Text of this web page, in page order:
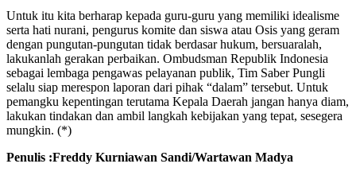
Untuk itu kita berharap kepada guru-guru yang memiliki idealisme
serta hati nurani, pengurus komite dan siswa atau Osis yang geram
dengan pungutan-pungutan tidak berdasar hukum, bersuaralah,
lakukanlah gerakan perbaikan. Ombudsman Republik Indonesia
sebagai lembaga pengawas pelayanan publik, Tim Saber Pungli
selalu siap merespon laporan dari pihak “dalam” tersebut. Untuk
pemangku kepentingan terutama Kepala Daerah jangan hanya diam,
lakukan tindakan dan ambil langkah kebijakan yang tepat, sesegera
mungkin. (*)
Penulis :Freddy Kurniawan Sandi/Wartawan Madya